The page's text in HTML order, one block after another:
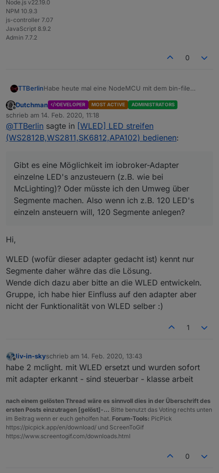
Node.js v22.19.0
NPM 10.9.3
js-controller 7.07
JavaScript 8.9.2
Admin 7.7.2
0
TTBerlinHabe heute mal eine NodeMCU mit dem bin-file
schon sagen, sehr beeindruckend!! Hat auf Anhieb
alles funktioniert. Dennoch habe ich eine Frage: Gibt
es eine Möglichkeit im iobroker-Adapter einzelne
LED's anzusteuern (z.B. wie bei McLighting)? Oder
müsste ich den Umweg über Segmente machen. Also
Segmente anlegen?
Danke im Voraus
Thomas
Offline
Dutchman DEVELOPER MOST ACTIVE ADMINISTRATORS
schrieb am 14. Feb. 2020, 11:18
zuletzt editiert von
@TTBerlin sagte in [WLED] LED streifen
(WS2812B,WS2811,SK6812,APA102) bedienen:
Gibt es eine Möglichkeit im iobroker-Adapter
einzelne LED's anzusteuern (z.B. wie bei
McLighting)? Oder müsste ich den Umweg über
Segmente machen. Also wenn ich z.B. 120 LED's
einzeln ansteuern will, 120 Segmente anlegen?
Hi,
WLED (wofür dieser adapter gedacht ist) kennt nur
Segmente daher währe das die Lösung.
Wende dich dazu aber bitte an die WLED entwickeln.
Gruppe, ich habe hier Einfluss auf den adapter aber
nicht der Funktionalität von WLED selber :)
1
Offline
liv-in-skyschrieb am 14. Feb. 2020, 13:43
zuletzt editiert von
habe 2 mclight. mit WLED ersetzt und wurden sofort
mit adapter erkannt - sind steuerbar - klasse arbeit
nach einem gelösten Thread wäre es sinnvoll dies in der Überschrift des
ersten Posts einzutragen [gelöst]-... Bitte benutzt das Voting rechts unten
im Beitrag wenn er euch geholfen hat. Forum-Tools: PicPick
https://picpick.app/en/download/ und ScreenToGif
https://www.screentogif.com/downloads.html
0